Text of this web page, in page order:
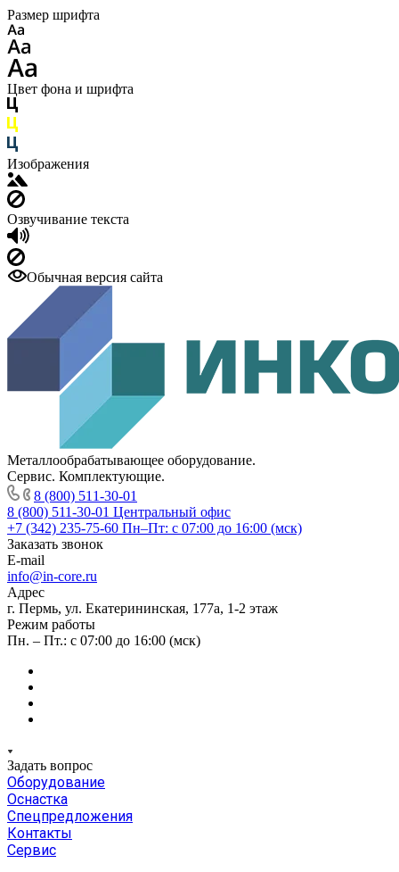
Размер шрифта
Цвет фона и шрифта
Изображения
Озвучивание текста
Обычная версия сайта
Металлообрабатывающее оборудование.
Сервис. Комплектующие.
8 (800) 511-30-01
8 (800) 511-30-01 Центральный офис
+7 (342) 235-75-60 Пн–Пт: с 07:00 до 16:00 (мск)
Заказать звонок
E-mail
info@in-core.ru
Адрес
г. Пермь, ул. ​Екатерининская, 177а, ​1-2 этаж
Режим работы
Пн. – Пт.: с 07:00 до 16:00 (мск)
Задать вопрос
Оборудование
Оснастка
Спецпредложения
Контакты
Сервис